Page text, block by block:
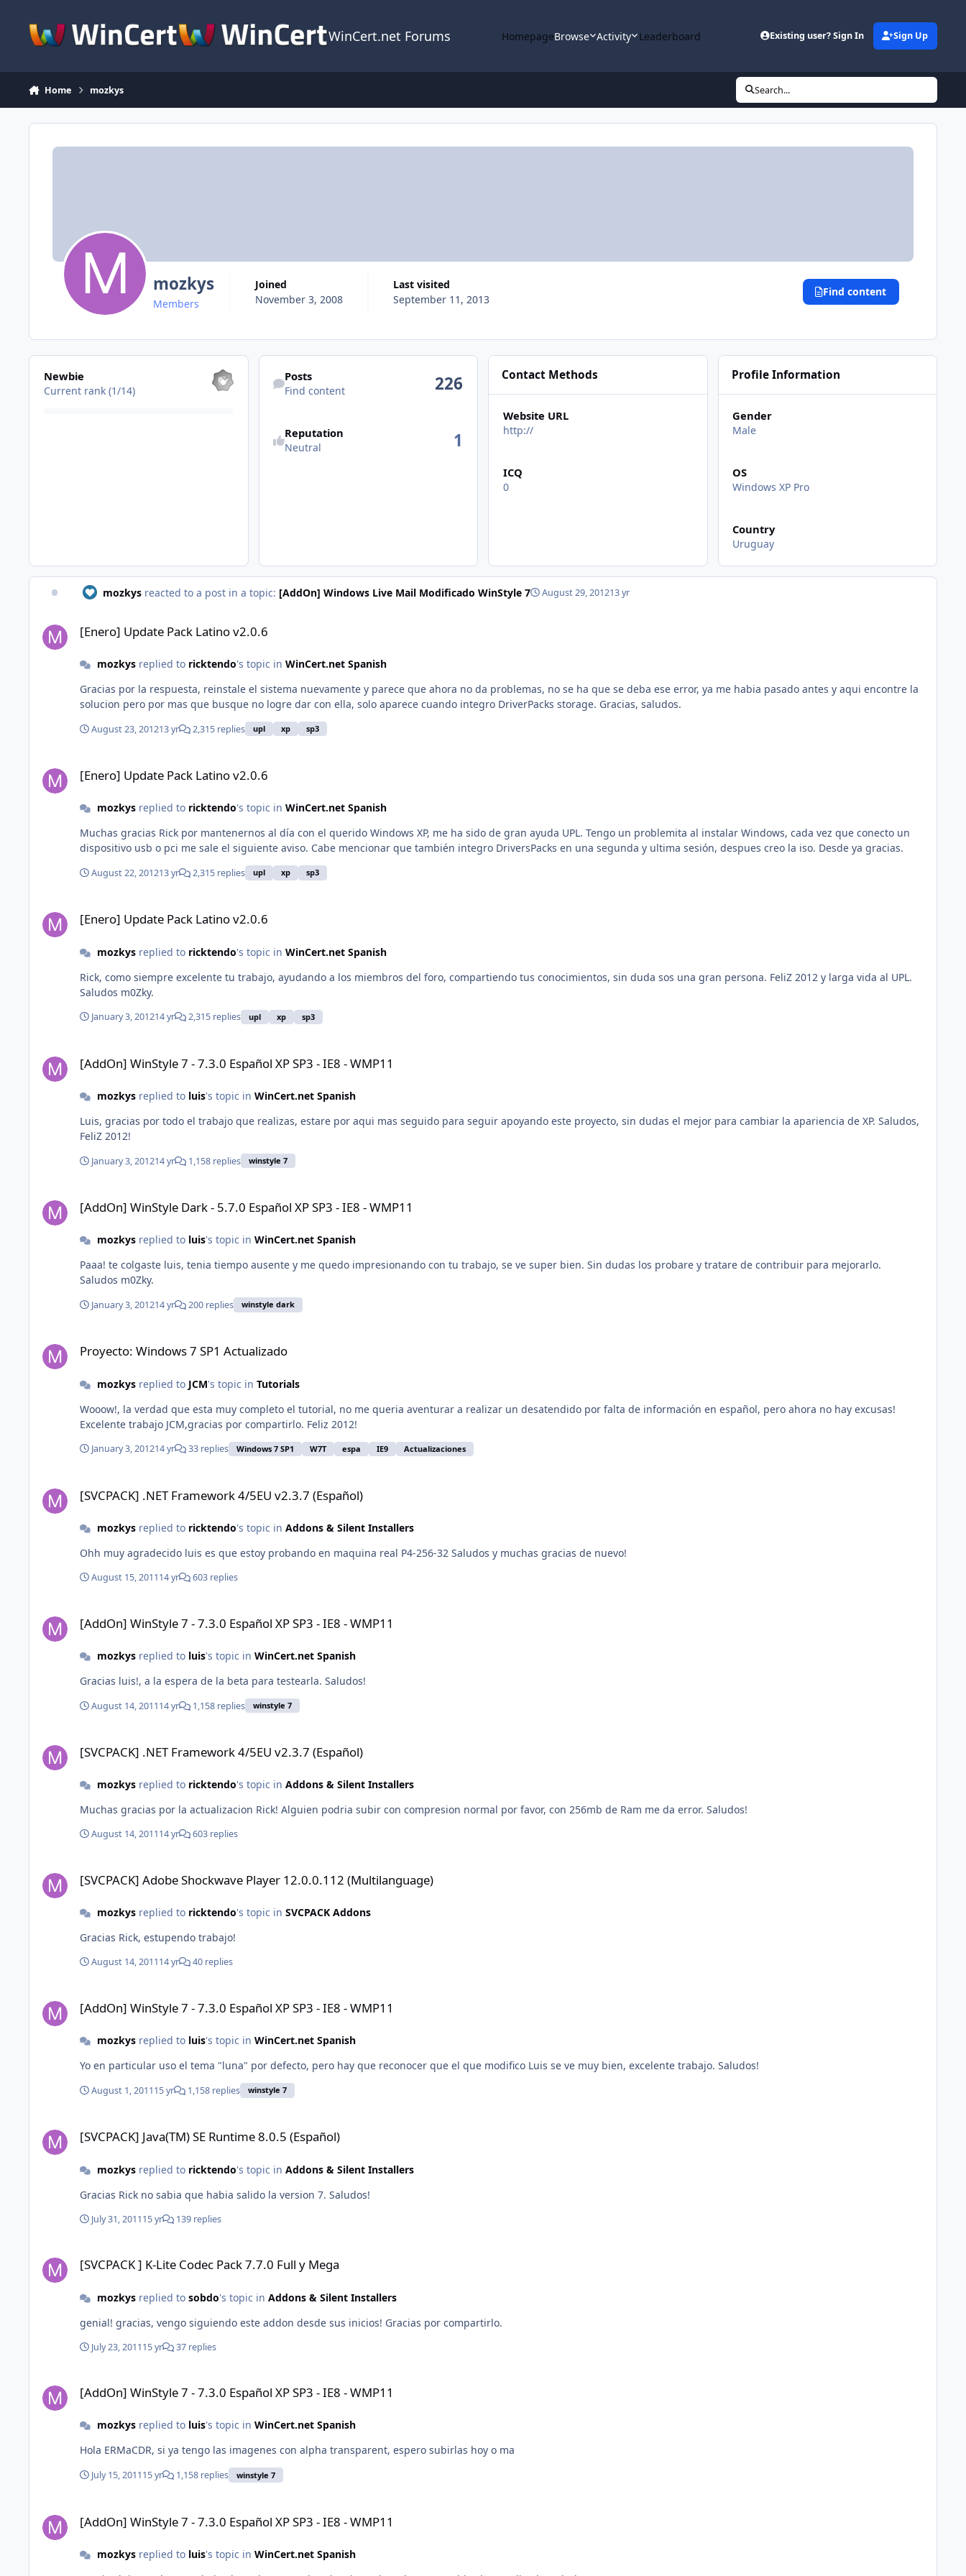
WinCert.net Forums HomepageBrowse Activity Leaderboard Existing user? Sign In Sign Up
Home mozkys Search...
mozkys
Members
Joined
November 3, 2008
Last visited
September 11, 2013
Find content
View all
Newbie
Current rank (1/14)
Find content
Posts
Find content 226
Reputation
Neutral 1
Contact Methods
Website URL
http://
ICQ
0
Profile Information
Gender
Male
OS
Windows XP Pro
Country
Uruguay
mozkys reacted to a post in a topic: [AddOn] Windows Live Mail Modificado WinStyle 7 August 29, 201213 yr
[Enero] Update Pack Latino v2.0.6
mozkysreplied to ricktendo's topic in WinCert.net Spanish
Gracias por la respuesta, reinstale el sistema nuevamente y parece que ahora no da problemas, no se ha que se deba ese error, ya me habia pasado antes y aqui encontre la
solucion pero por mas que busque no logre dar con ella, solo aparece cuando integro DriverPacks storage. Gracias, saludos.
August 23, 201213 yr 2,315 replies upl xp sp3
[Enero] Update Pack Latino v2.0.6
mozkysreplied to ricktendo's topic in WinCert.net Spanish
Muchas gracias Rick por mantenernos al día con el querido Windows XP, me ha sido de gran ayuda UPL. Tengo un problemita al instalar Windows, cada vez que conecto un
dispositivo usb o pci me sale el siguiente aviso. Cabe mencionar que también integro DriversPacks en una segunda y ultima sesión, despues creo la iso. Desde ya gracias.
August 22, 201213 yr 2,315 replies upl xp sp3
[Enero] Update Pack Latino v2.0.6
mozkysreplied to ricktendo's topic in WinCert.net Spanish
Rick, como siempre excelente tu trabajo, ayudando a los miembros del foro, compartiendo tus conocimientos, sin duda sos una gran persona. FeliZ 2012 y larga vida al UPL.
Saludos m0Zky.
January 3, 201214 yr 2,315 replies upl xp sp3
[AddOn] WinStyle 7 - 7.3.0 Español XP SP3 - IE8 - WMP11
mozkysreplied to luis's topic in WinCert.net Spanish
Luis, gracias por todo el trabajo que realizas, estare por aqui mas seguido para seguir apoyando este proyecto, sin dudas el mejor para cambiar la apariencia de XP. Saludos,
FeliZ 2012!
January 3, 201214 yr 1,158 replies winstyle 7
[AddOn] WinStyle Dark - 5.7.0 Español XP SP3 - IE8 - WMP11
mozkysreplied to luis's topic in WinCert.net Spanish
Paaa! te colgaste luis, tenia tiempo ausente y me quedo impresionando con tu trabajo, se ve super bien. Sin dudas los probare y tratare de contribuir para mejorarlo.
Saludos m0Zky.
January 3, 201214 yr 200 replies winstyle dark
Proyecto: Windows 7 SP1 Actualizado
mozkysreplied to JCM's topic in Tutorials
Wooow!, la verdad que esta muy completo el tutorial, no me queria aventurar a realizar un desatendido por falta de información en español, pero ahora no hay excusas!
Excelente trabajo JCM,gracias por compartirlo. Feliz 2012!
January 3, 201214 yr 33 replies Windows 7 SP1 W7T espa IE9 Actualizaciones
[SVCPACK] .NET Framework 4/5EU v2.3.7 (Español)
mozkysreplied to ricktendo's topic in Addons & Silent Installers
Ohh muy agradecido luis es que estoy probando en maquina real P4-256-32 Saludos y muchas gracias de nuevo!
August 15, 201114 yr 603 replies
[AddOn] WinStyle 7 - 7.3.0 Español XP SP3 - IE8 - WMP11
mozkysreplied to luis's topic in WinCert.net Spanish
Gracias luis!, a la espera de la beta para testearla. Saludos!
August 14, 201114 yr 1,158 replies winstyle 7
[SVCPACK] .NET Framework 4/5EU v2.3.7 (Español)
mozkysreplied to ricktendo's topic in Addons & Silent Installers
Muchas gracias por la actualizacion Rick! Alguien podria subir con compresion normal por favor, con 256mb de Ram me da error. Saludos!
August 14, 201114 yr 603 replies
[SVCPACK] Adobe Shockwave Player 12.0.0.112 (Multilanguage)
mozkysreplied to ricktendo's topic in SVCPACK Addons
Gracias Rick, estupendo trabajo!
August 14, 201114 yr 40 replies
[AddOn] WinStyle 7 - 7.3.0 Español XP SP3 - IE8 - WMP11
mozkysreplied to luis's topic in WinCert.net Spanish
Yo en particular uso el tema "luna" por defecto, pero hay que reconocer que el que modifico Luis se ve muy bien, excelente trabajo. Saludos!
August 1, 201115 yr 1,158 replies winstyle 7
[SVCPACK] Java(TM) SE Runtime 8.0.5 (Español)
mozkysreplied to ricktendo's topic in Addons & Silent Installers
Gracias Rick no sabia que habia salido la version 7. Saludos!
July 31, 201115 yr 139 replies
[SVCPACK ] K-Lite Codec Pack 7.7.0 Full y Mega
mozkysreplied to sobdo's topic in Addons & Silent Installers
genial! gracias, vengo siguiendo este addon desde sus inicios! Gracias por compartirlo.
July 23, 201115 yr 37 replies
[AddOn] WinStyle 7 - 7.3.0 Español XP SP3 - IE8 - WMP11
mozkysreplied to luis's topic in WinCert.net Spanish
Hola ERMaCDR, si ya tengo las imagenes con alpha transparent, espero subirlas hoy o ma
July 15, 201115 yr 1,158 replies winstyle 7
[AddOn] WinStyle 7 - 7.3.0 Español XP SP3 - IE8 - WMP11
mozkysreplied to luis's topic in WinCert.net Spanish